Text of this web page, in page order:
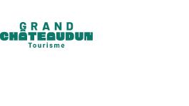
contenu